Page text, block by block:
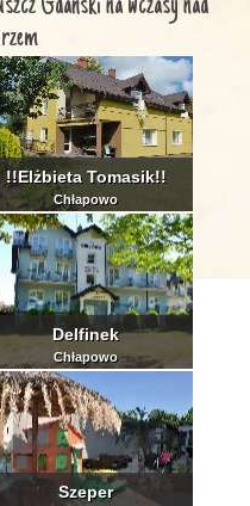
Gdański na wczasy nad
!!Elżbieta Tomasik!!
Chłapowo
Delfinek
Chłapowo
Szeper